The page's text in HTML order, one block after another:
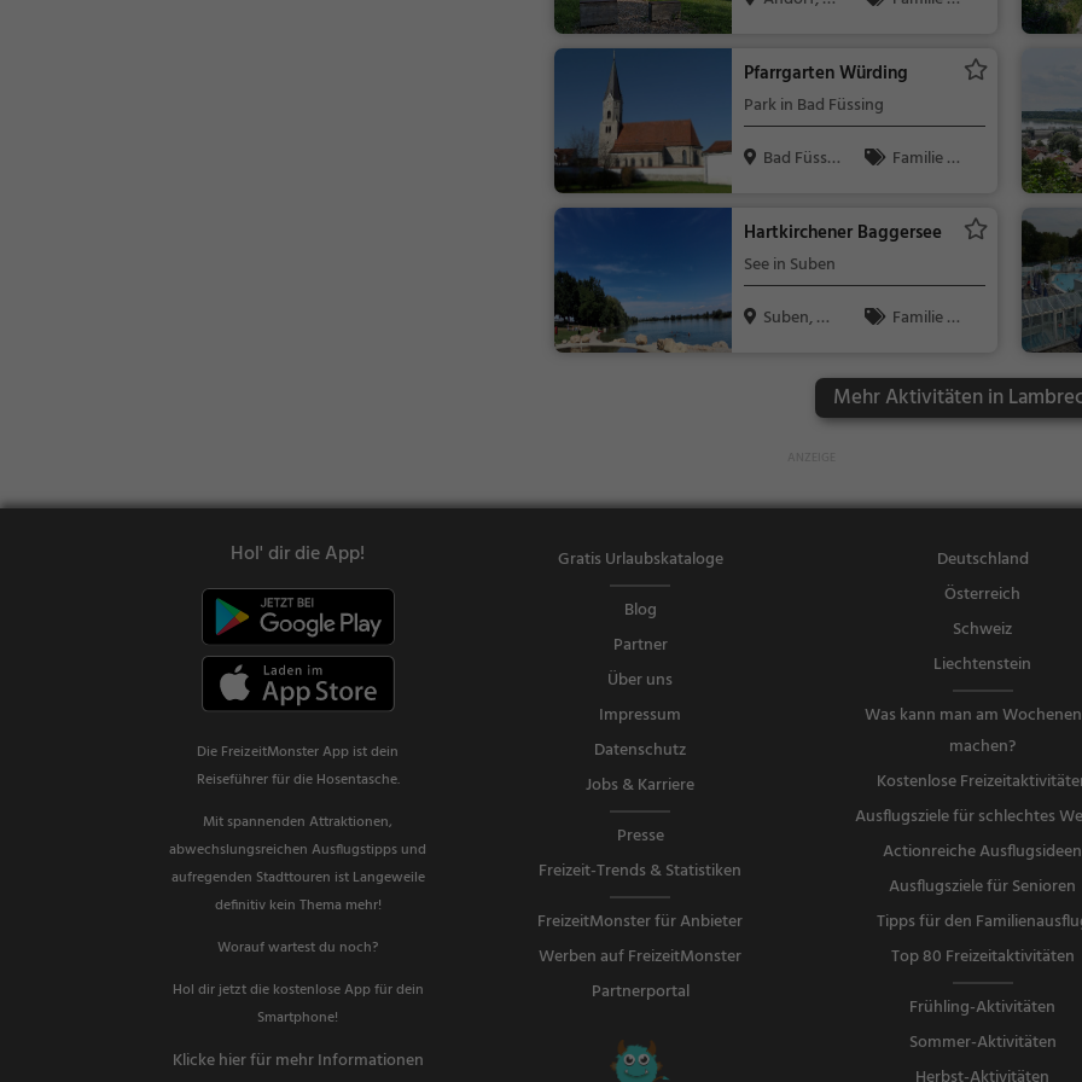
Pfarrgarten Würding
Park in Bad Füssing
Bad Füssin
Familie &
Hartkirchener Baggersee
See in Suben
Suben, Ös
Familie &
r, See
Mehr Aktivitäten in
Hol' dir die App!
Die FreizeitMonster App ist dein
Reiseführer für die Hosentasche.
Mit spannenden Attraktionen,
abwechslungsreichen Ausflugstipps und
aufregenden Stadttouren ist Langeweile
definitiv kein Thema mehr!
Worauf wartest du noch?
Hol dir jetzt die kostenlose App für dein
Smartphone!
Klicke hier für mehr Informationen
Gratis Urlaubskataloge
Blog
Partner
Über uns
Impressum
Datenschutz
Jobs & Karriere
Presse
Freizeit-Trends & Statistiken
FreizeitMonster für Anbieter
Werben auf FreizeitMonster
Partnerportal
Deutschland
Österreich
Schweiz
Liechtenstein
Was kann man am
machen?
Kostenlose
Ausflugsziele für schlechtes
Actionreiche Ausflugsideen
Ausflugsziele für Senioren
Tipps für den
Top 80 Freizeitaktivitäten
Frühling-Aktivitäten
Sommer-Aktivitäten